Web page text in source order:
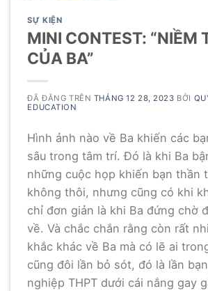
SỰ KIỆN
MINI CONTEST: “NIỀM
CỦA BA”
ĐÃ ĐĂNG TRÊN THÁNG 12 28, 2023 BỞI
EDUCATION
Hình ảnh nào về Ba khiến các
sâu trong tâm trí. Đó là khi Ba
những cuộc họp khiến bạn thần
không thôi, nhưng cũng có khi
chỉ đơn giản là khi Ba đứng chờ
về. Và chắc chắn rằng còn rất
khắc khác về Ba mà có lẽ ai
cũng đôi lần bỏ sót, đó là lần
nghiệp THPT dưới cái nắng gay